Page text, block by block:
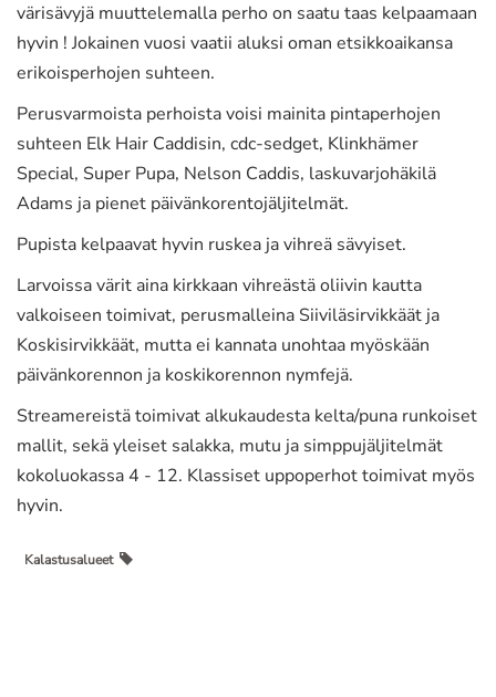
värisävyjä muuttelemalla perho on saatu taas kelpaamaan
hyvin ! Jokainen vuosi vaatii aluksi oman etsikkoaikansa
erikoisperhojen suhteen.
Perusvarmoista perhoista voisi mainita pintaperhojen
suhteen Elk Hair Caddisin, cdc-sedget, Klinkhämer
Special, Super Pupa, Nelson Caddis, laskuvarjohäkilä
Adams ja pienet päivänkorentojäljitelmät.
Pupista kelpaavat hyvin ruskea ja vihreä sävyiset.
Larvoissa värit aina kirkkaan vihreästä oliivin kautta
valkoiseen toimivat, perusmalleina Siiviläsirvikkäät ja
Koskisirvikkäät, mutta ei kannata unohtaa myöskään
päivänkorennon ja koskikorennon nymfejä.
Streamereistä toimivat alkukaudesta kelta/puna runkoiset
mallit, sekä yleiset salakka, mutu ja simppujäljitelmät
kokoluokassa 4 - 12. Klassiset uppoperhot toimivat myös
hyvin.
Kalastusalueet